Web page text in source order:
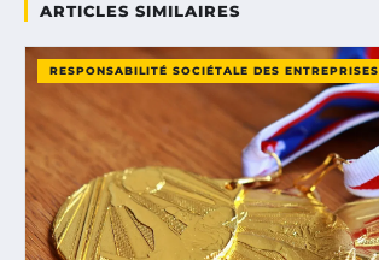
ARTICLES SIMILAIRES
RESPONSABILITÉ SOCIÉTALE DES ENTREPRISES